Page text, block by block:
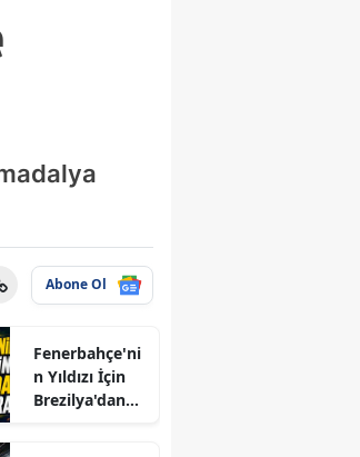
Abone Ol
Fenerbahçe'ni
n Yıldızı İçin
Brezilya'dan